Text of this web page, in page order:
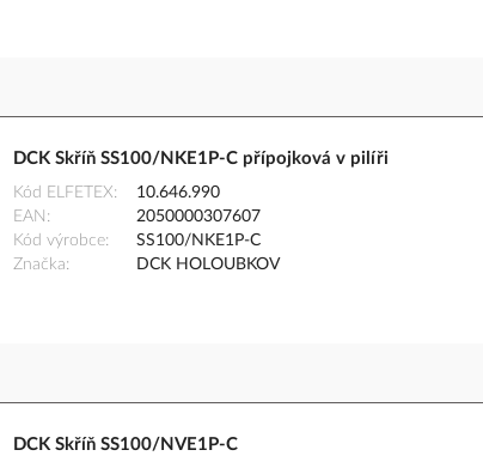
DCK Skříň SS100/NKE1P-C přípojková v pilíři
Kód ELFETEX
10.646.990
EAN
2050000307607
Kód výrobce
SS100/NKE1P-C
Značka
DCK HOLOUBKOV
DCK Skříň SS100/NVE1P-C